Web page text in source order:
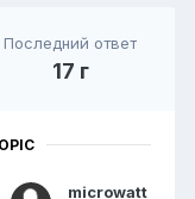
Последний ответ
17 г
microwatt